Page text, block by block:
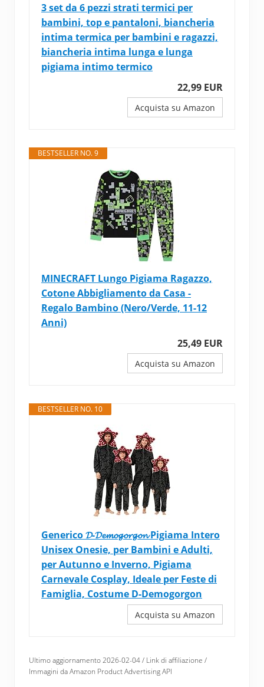
3 set da 6 pezzi strati termici per
bambini, top e pantaloni, biancheria
intima termica per bambini e ragazzi,
biancheria intima lunga e lunga
pigiama intimo termico
22,99 EUR
Acquista su Amazon
BESTSELLER NO. 9
MINECRAFT Lungo Pigiama Ragazzo,
Cotone Abbigliamento da Casa -
Regalo Bambino (Nero/Verde, 11-12
Anni)
25,49 EUR
Acquista su Amazon
BESTSELLER NO. 10
Generico 𝓓-𝓓𝓮𝓶𝓸𝓰𝓸𝓻𝓰𝓸𝓷 Pigiama Intero
Unisex Onesie, per Bambini e Adulti,
per Autunno e Inverno, Pigiama
Carnevale Cosplay, Ideale per Feste di
Famiglia, Costume D-Demogorgon
Acquista su Amazon
Ultimo aggiornamento 2026-02-04 / Link di affiliazione /
Immagini da Amazon Product Advertising API